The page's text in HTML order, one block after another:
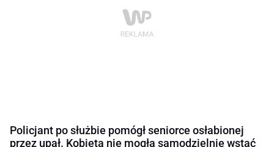
Policjant po służbie pomógł seniorce osłabionej
przez upał. Kobieta nie mogła samodzielnie wstać